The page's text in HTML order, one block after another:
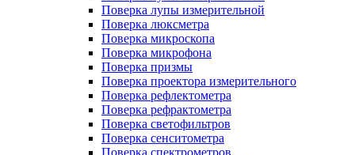
Поверка лупы измерительной
Поверка люксметра
Поверка микроскопа
Поверка микрофона
Поверка призмы
Поверка проектора измерительного
Поверка рефлектометра
Поверка рефрактометра
Поверка светофильтров
Поверка сенситометра
Поверка спектрометров